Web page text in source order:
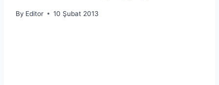
By Editor 10 Şubat 2013